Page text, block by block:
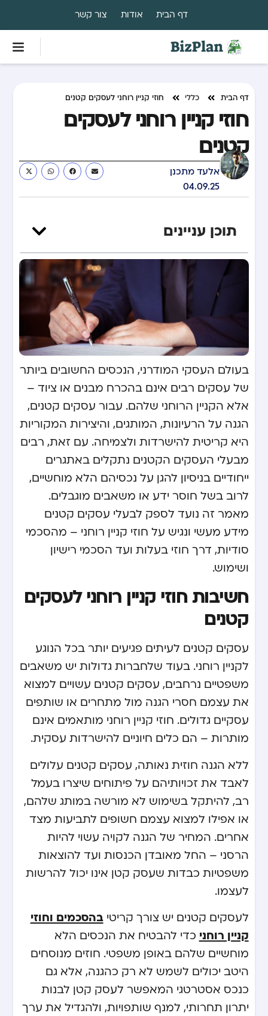
דף הבית אודות צור קשר
דף הבית כללי חוזי קניין רוחני לעסקים קטנים
חוזי קניין רוחני לעסקים
קטנים
אלעד מתכנן
04.09.25
תוכן עניינים
בעולם העסקי המודרני, הנכסים החשובים ביותר
של עסקים רבים אינם בהכרח מבנים או ציוד –
אלא הקניין הרוחני שלהם. עבור עסקים קטנים,
הגנה על הרעיונות, המותגים, והיצירות המקוריות
היא קריטית להישרדות ולצמיחה. עם זאת, רבים
מבעלי העסקים הקטנים נתקלים באתגרים
ייחודיים בניסיון להגן על נכסיהם הלא מוחשיים,
לרוב בשל חוסר ידע או משאבים מוגבלים.
מאמר זה נועד לספק לבעלי עסקים קטנים
מידע מעשי ונגיש על חוזי קניין רוחני – מהסכמי
סודיות, דרך חוזי בעלות ועד הסכמי רישיון
ושימוש.
חשיבות חוזי קניין רוחני לעסקים
קטנים
עסקים קטנים לעיתים פגיעים יותר בכל הנוגע
לקניין רוחני. בעוד שלחברות גדולות יש משאבים
משפטיים נרחבים, עסקים קטנים עשויים למצוא
את עצמם חסרי הגנה מול מתחרים או שותפים
עסקיים גדולים. חוזי קניין רוחני מותאמים אינם
מותרות – הם כלים חיוניים להישרדות עסקית.
ללא הגנה חוזית נאותה, עסקים קטנים עלולים
לאבד את זכויותיהם על פיתוחים שיצרו בעמל
רב, להיתקל בשימוש לא מורשה במותג שלהם,
או אפילו למצוא עצמם חשופים לתביעות מצד
אחרים. המחיר של הגנה לקויה עשוי להיות
הרסני – החל מאובדן הכנסות ועד להוצאות
משפטיות כבדות שעסק קטן אינו יכול להרשות
לעצמו.
לעסקים קטנים יש צורך קריטיבהסכמים וחוזי
קניין רוחני כדי להבטיח את הנכסים הלא
מוחשיים שלהם באופן משפטי. חוזים מנוסחים
היטב יכולים לשמש לא רק כהגנה, אלא גם
כנכס אסטרטגי המאפשר לעסק קטן לבנות
יתרון תחרותי, למנף שותפויות, ולהגדיל את ערך